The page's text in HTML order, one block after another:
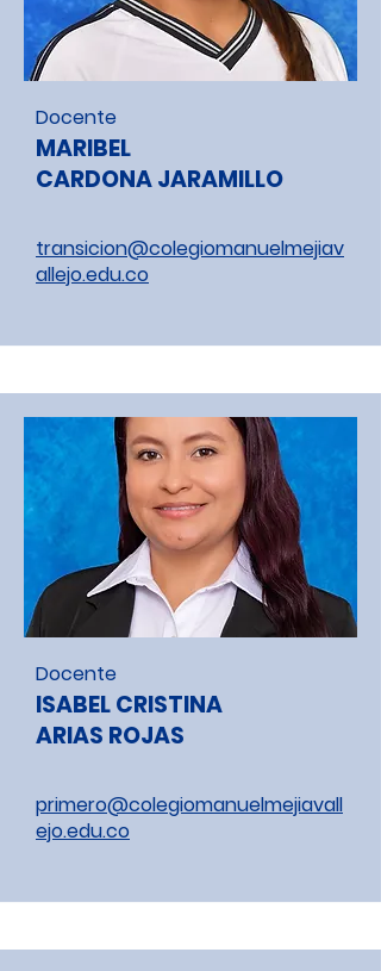
Docente
MARIBEL
CARDONA JARAMILLO
transicion@colegiomanuelmejiav
allejo.edu.co
Docente
ISABEL CRISTINA
ARIAS ROJAS
primero@colegiomanuelmejiavall
ejo.edu.co